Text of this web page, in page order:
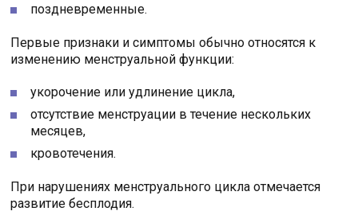
поздневременные.
Первые признаки и симптомы обычно относятся к
изменению менструальной функции:
укорочение или удлинение цикла,
отсутствие менструации в течение нескольких
месяцев,
кровотечения.
При нарушениях менструального цикла отмечается
развитие бесплодия.